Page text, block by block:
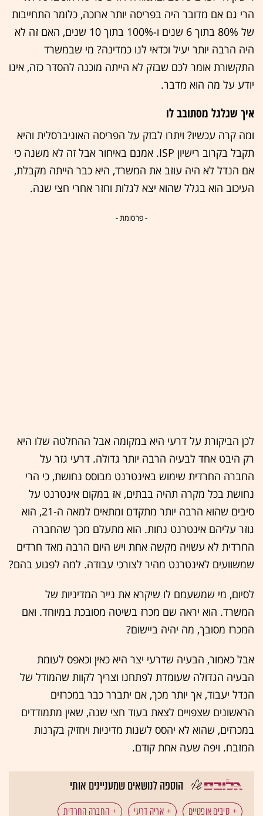
הרי גם אם מדובר היה בפריסה יותר ארוכה, כלומר התחייבות
של 80% בתוך 6 שנים ו-100% בתוך 10 שנים, האם זה לא
היה הרבה יותר יעיל וכדאי לנו כמדינה? מי שבמשרד
התקשורת אומר לכם שבזק לא הייתה מוכנה להסדר כזה, אינו
יודע על מה הוא מדבר.
איך שגלגל מסתובב לו
ומה קרה עכשיו? ויתרו לבזק על הפריסה האוניברסלית והיא
תקבל בקרוב רישיון ISP. אמנם באיחור אבל זה לא משנה כי
אם הנדל לא היה עוזב את המשרד, היא כבר הייתה מקבלת,
העיכוב הוא בגלל שהוא יצא לגלות וחזר אחרי חצי שנה.
- פרסומת -
לכן הביקורת על דרעי היא במקומה אבל ההחלטה שלו היא
רק היבט אחד לבעיה הרבה יותר גדולה. דרעי גזר על
החברה החרדית שימוש באינטרנט מבוסס נחושת, כי הרי
נחושת בכל מקרה תהיה בבתים, אז במקום אינטרנט על
סיבים שהוא הרבה יותר מתקדם ומתאים למאה ה-21, הוא
גוזר עליהם אינטרנט נחות. הוא מתעלם מכך שהחברה
החרדית לא עשויה מקשה אחת ויש היום הרבה מאד חרדים
שמשוועים לאינטרנט מהיר לצורכי עבודה. למה לפגוע בהם?
לסיום, מי שמשעמם לו שיקרא את נייר המדיניות של
המשרד. הוא יראה שם מכרז בשיטה מסובכת במיוחד. ואם
המכרז מסובך, מה יהיה ביישום?
אבל כאמור, הבעיה שדרעי יצר היא כאין וכאפס לעומת
הבעיה הגדולה שעומדת לפתחנו וצריך לקוות שהמודל של
הנדל יעבוד, אך יותר מכך, אם יתברר כבר במכרזים
הראשונים שצפויים לצאת בעוד חצי שנה, שאין מתמודדים
במכרזים, שהוא לא יהסס לשנות מדיניות ויחזיק בקרנות
המזבח. ויפה שעה אחת קודם.
הוספה לנושאים שמעניינים אותי
סיבים אופטיים אריה דרעי החברה החרדית